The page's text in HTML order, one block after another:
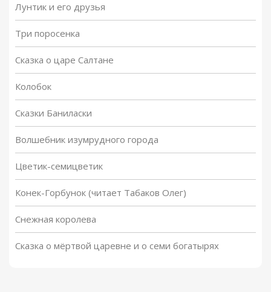
Лунтик и его друзья
Три поросенка
Сказка о царе Салтане
Колобок
Сказки Баниласки
Волшебник изумрудного города
Цветик-семицветик
Конек-Горбунок (читает Табаков Олег)
Снежная королева
Сказка о мёртвой царевне и о семи богатырях